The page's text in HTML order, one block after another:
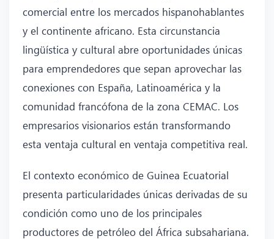
comercial entre los mercados hispanohablantes
y el continente africano. Esta circunstancia
lingüística y cultural abre oportunidades únicas
para emprendedores que sepan aprovechar las
conexiones con España, Latinoamérica y la
comunidad francófona de la zona CEMAC. Los
empresarios visionarios están transformando
esta ventaja cultural en ventaja competitiva real.
El contexto económico de Guinea Ecuatorial
presenta particularidades únicas derivadas de su
condición como uno de los principales
productores de petróleo del África subsahariana.